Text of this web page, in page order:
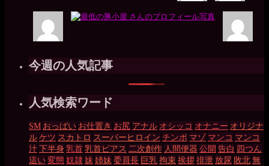
今週の人気記事
人気検索ワード
SM おっぱい お仕置き お尻 アナル オシッコ オナニー オリジナ
ルケツ スカトロ スーパーヒロイン チンポ マゾ マンコ マンコ
汁下半身乳首乳首ピアス 二次創作 人間便器 公開 告白 四つん
這い変態奴隷 妹姉妹委員長 巨乳拘束挨拶排泄 放尿 敗北無